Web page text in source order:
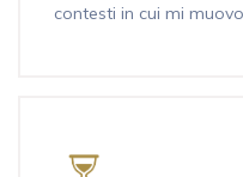
contesti in cui mi